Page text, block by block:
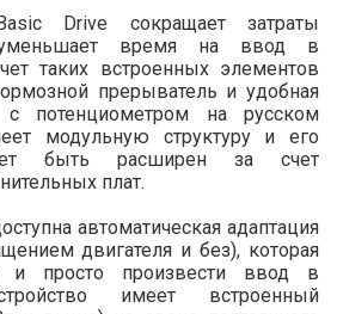
Drive сокращает затраты
уменьшает время на ввод в
таких встроенных элементов
прерыватель и удобная
с потенциометром на русском
модульную структуру и его
быть расширен за счет
плат.
автоматическая адаптация
двигателя и без), которая
и просто произвести ввод в
имеет встроенный